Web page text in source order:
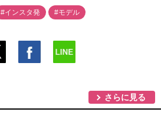
#インスタ発 #モデル
さらに見る